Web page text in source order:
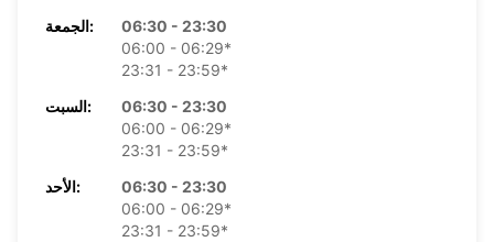
الجمعة:
06:30 - 23:30
06:00 - 06:29*
23:31 - 23:59*
السبت:
06:30 - 23:30
06:00 - 06:29*
23:31 - 23:59*
الأحد:
06:30 - 23:30
06:00 - 06:29*
23:31 - 23:59*